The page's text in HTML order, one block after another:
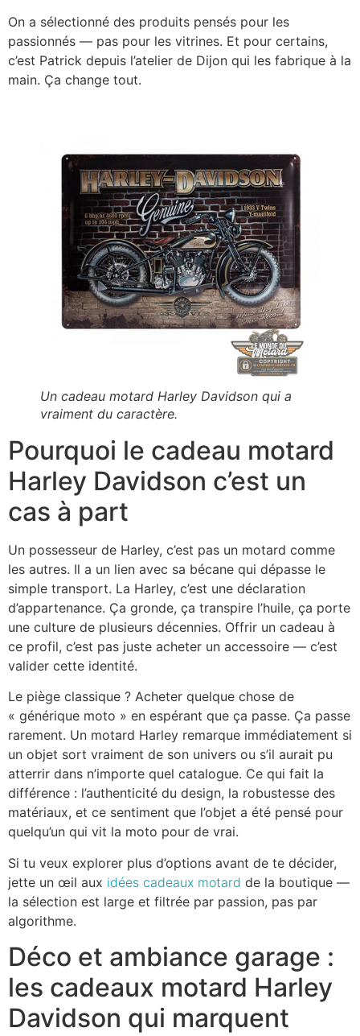
On a sélectionné des produits pensés pour les
passionnés — pas pour les vitrines. Et pour certains,
c’est Patrick depuis l’atelier de Dijon qui les fabrique à la
main. Ça change tout.
Un cadeau motard Harley Davidson qui a
vraiment du caractère.
Pourquoi le cadeau motard
Harley Davidson c’est un
cas à part
Un possesseur de Harley, c’est pas un motard comme
les autres. Il a un lien avec sa bécane qui dépasse le
simple transport. La Harley, c’est une déclaration
d’appartenance. Ça gronde, ça transpire l’huile, ça porte
une culture de plusieurs décennies. Offrir un cadeau à
ce profil, c’est pas juste acheter un accessoire — c’est
valider cette identité.
Le piège classique ? Acheter quelque chose de
« générique moto » en espérant que ça passe. Ça passe
rarement. Un motard Harley remarque immédiatement si
un objet sort vraiment de son univers ou s’il aurait pu
atterrir dans n’importe quel catalogue. Ce qui fait la
différence : l’authenticité du design, la robustesse des
matériaux, et ce sentiment que l’objet a été pensé pour
quelqu’un qui vit la moto pour de vrai.
Si tu veux explorer plus d’options avant de te décider,
jette un œil aux idées cadeaux motard de la boutique —
la sélection est large et filtrée par passion, pas par
algorithme.
Déco et ambiance garage :
les cadeaux motard Harley
Davidson qui marquent